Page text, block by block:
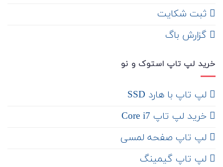
ثبت شکایت
‌ گزارش باگ
خرید لپ تاپ استوک و نو
لپ تاپ با هارد SSD
خرید لپ تاپ Core i7
لپ تاپ صفحه لمسی
لپ تاپ گیمینگ